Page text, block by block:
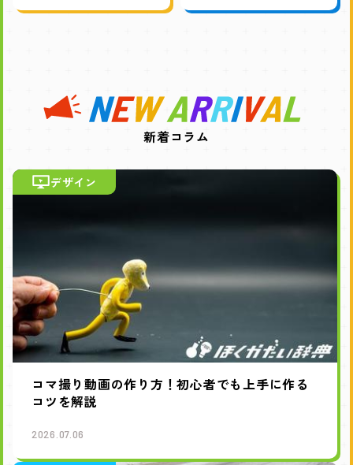
新着コラム
デザイン
コマ撮り動画の作り方！初心者でも上手に作る
コツを解説
2026.07.06